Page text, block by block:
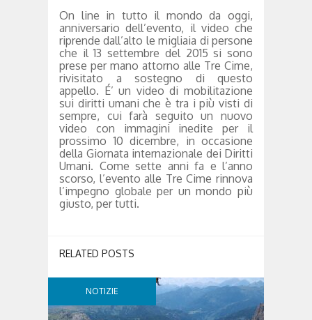
On line in tutto il mondo da oggi,
anniversario dell’evento, il video che
riprende dall’alto le migliaia di persone
che il 13 settembre del 2015 si sono
prese per mano attorno alle Tre Cime,
rivisitato a sostegno di questo
appello. É’ un video di mobilitazione
sui diritti umani che è tra i più visti di
sempre, cui farà seguito un nuovo
video con immagini inedite per il
prossimo 10 dicembre, in occasione
della Giornata internazionale dei Diritti
Umani. Come sette anni fa e l’anno
scorso, l’evento alle Tre Cime rinnova
l’impegno globale per un mondo più
giusto, per tutti.
RELATED POSTS
NOTIZIE